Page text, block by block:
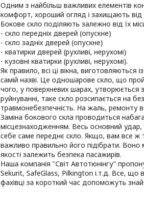
Одним з найбільш важливих елементів
комфорт, хороший огляд і захищають від
Бокове скло поділяють залежно від їх
- скло передніх дверей (опускне)
- скло задніх дверей (опускне)
- кватирки дверей (рухливі, нерухомі)
- кузовні кватирки (рухливі, нерухомі).
Як правило, всі ці вікна,
самій назві. Це одношарове скло, що
чого, у поверхневих шарах, утворюється
руйнуванні, таке скло розсипається на
травмонебезпечність. На жаль, ремонту
Заміна бокового скла проводиться
місцезнаходженням. Весь основний удар,
себе саме переднє скло. Якщо, вам все ж
важливо правильно його підібрати. Воно
якості залежить безпека пасажирів.
Наша компанія "Світ Автотюнінгу"
Sekurit, SafeGlass, Pilkington і.т.д. Все, що
фахівці за короткий час допоможуть